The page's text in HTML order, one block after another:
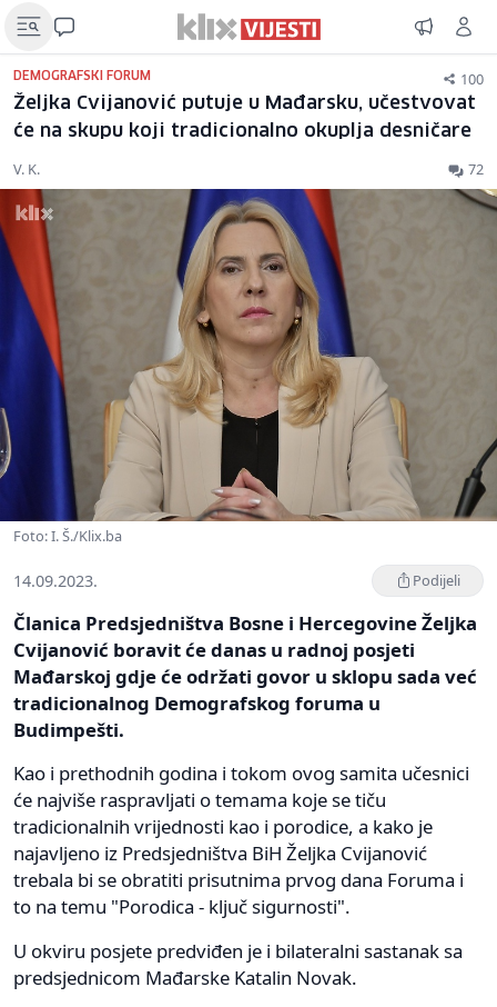
DEMOGRAFSKI FORUM 100
Željka Cvijanović putuje u Mađarsku, učestvovat
će na skupu koji tradicionalno okuplja desničare
V. K. 72
Foto: I. Š./Klix.ba
14.09.2023. Podijeli
Članica Predsjedništva Bosne i Hercegovine Željka
Cvijanović boravit će danas u radnoj posjeti
Mađarskoj gdje će održati govor u sklopu sada već
tradicionalnog Demografskog foruma u
Budimpešti.
Kao i prethodnih godina i tokom ovog samita učesnici
će najviše raspravljati o temama koje se tiču
tradicionalnih vrijednosti kao i porodice, a kako je
najavljeno iz Predsjedništva BiH Željka Cvijanović
trebala bi se obratiti prisutnima prvog dana Foruma i
to na temu "Porodica - ključ sigurnosti".
U okviru posjete predviđen je i bilateralni sastanak sa
predsjednicom Mađarske Katalin Novak.